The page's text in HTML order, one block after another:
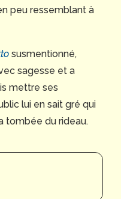
peu ressemblant à
susmentionné,
sagesse et a
mettre ses
lui en sait gré qui
tombée du rideau.